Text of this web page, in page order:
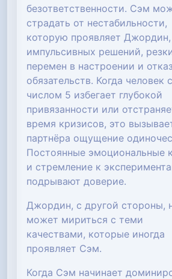
безответственности. Сэм
страдать от нестабильности,
которую проявляет Джордин,
импульсивных решений,
перемен в настроении и
обязательств. Когда человек с
числом 5 избегает глубокой
привязанности или
время кризисов, это
партнёра ощущение
Постоянные эмоциональные
и стремление к
подрывают доверие.
Джордин, с другой стороны,
может мириться с теми
качествами, которые иногда
проявляет Сэм.
Когда Сэм начинает